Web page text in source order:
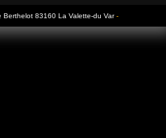
Berthelot 83160 La Valette-du Var-